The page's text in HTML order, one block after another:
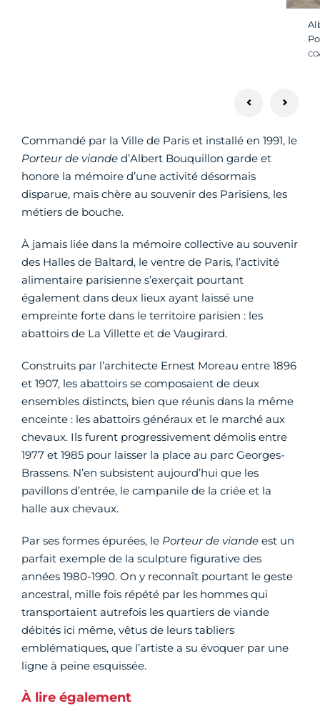
Commandé par la Ville de Paris et installé en 1991, le
Porteur de viande d’Albert Bouquillon garde et
honore la mémoire d’une activité désormais
disparue, mais chère au souvenir des Parisiens, les
métiers de bouche.
À jamais liée dans la mémoire collective au souvenir
des Halles de Baltard, le ventre de Paris, l’activité
alimentaire parisienne s’exerçait pourtant
également dans deux lieux ayant laissé une
empreinte forte dans le territoire parisien : les
abattoirs de La Villette et de Vaugirard.
Construits par l’architecte Ernest Moreau entre 1896
et 1907, les abattoirs se composaient de deux
ensembles distincts, bien que réunis dans la même
enceinte : les abattoirs généraux et le marché aux
chevaux. Ils furent progressivement démolis entre
1977 et 1985 pour laisser la place au parc Georges-
Brassens. N’en subsistent aujourd’hui que les
pavillons d’entrée, le campanile de la criée et la
halle aux chevaux.
Par ses formes épurées, le Porteur de viande est un
parfait exemple de la sculpture figurative des
années 1980-1990. On y reconnaît pourtant le geste
ancestral, mille fois répété par les hommes qui
transportaient autrefois les quartiers de viande
débités ici même, vêtus de leurs tabliers
emblématiques, que l’artiste a su évoquer par une
ligne à peine esquissée.
À lire également